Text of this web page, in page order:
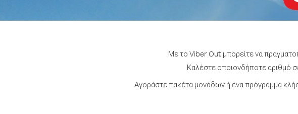
Με το Viber Out μπορείτε να
Καλέστε οποιονδήποτε αριθμό
Αγοράστε πακέτα μονάδων ή ένα πρόγραμμα